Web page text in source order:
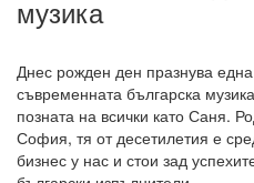
музика
Днес рожден ден празнува
съвременната българска
позната на всички като Саня.
София, тя от десетилетия е
бизнес у нас и стои зад